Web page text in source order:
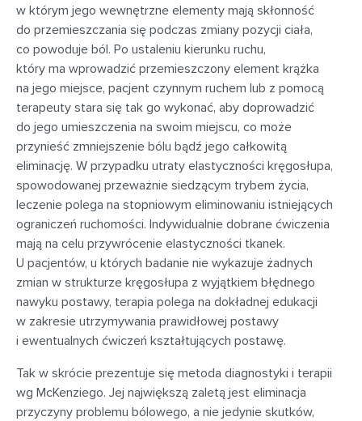
w którym jego wewnętrzne elementy mają skłonność
do przemieszczania się podczas zmiany pozycji ciała,
co powoduje ból. Po ustaleniu kierunku ruchu,
który ma wprowadzić przemieszczony element krążka
na jego miejsce, pacjent czynnym ruchem lub z pomocą
terapeuty stara się tak go wykonać, aby doprowadzić
do jego umieszczenia na swoim miejscu, co może
przynieść zmniejszenie bólu bądź jego całkowitą
eliminację. W przypadku utraty elastyczności kręgosłupa,
spowodowanej przeważnie siedzącym trybem życia,
leczenie polega na stopniowym eliminowaniu istniejących
ograniczeń ruchomości. Indywidualnie dobrane ćwiczenia
mają na celu przywrócenie elastyczności tkanek.
U pacjentów, u których badanie nie wykazuje żadnych
zmian w strukturze kręgosłupa z wyjątkiem błędnego
nawyku postawy, terapia polega na dokładnej edukacji
w zakresie utrzymywania prawidłowej postawy
i ewentualnych ćwiczeń kształtujących postawę.
Tak w skrócie prezentuje się metoda diagnostyki i terapii
wg McKenziego. Jej największą zaletą jest eliminacja
przyczyny problemu bólowego, a nie jedynie skutków,